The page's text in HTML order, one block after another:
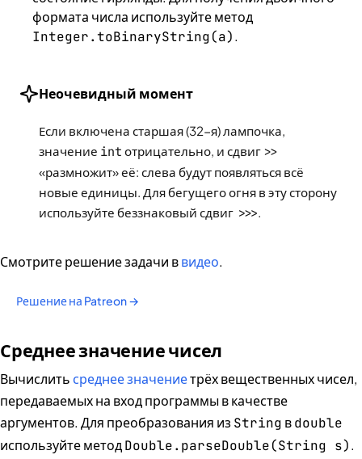
формата числа используйте метод
Integer.toBinaryString(a).
Неочевидный момент
Если включена старшая (32-я) лампочка,
значение int отрицательно, и сдвиг >>
«размножит» её: слева будут появляться всё
новые единицы. Для бегущего огня в эту сторону
используйте беззнаковый сдвиг >>>
Смотрите решение задачи ввидео.
Решение на Patreon →
Среднее значение чисел
Вычислить среднее значениетрёх вещественных чисел,
передаваемых на вход программы в качестве
аргументов. Для преобразования из String вdouble
используйте методDouble.parseDouble(String s).